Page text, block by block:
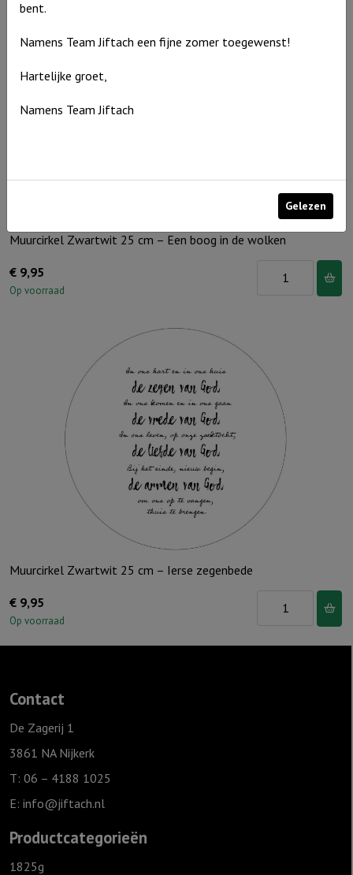
Een
Muurcirkel Zwartwit 25 cm – Een boog in de wolken
€ 9,95
Op voorraad
Muurcirkel
Een
boog
wolken
aantal
Muurcirkel Zwartwit 25 cm – Ierse zegenbede
€ 9,95
Op voorraad
25
Contact
De Zagerij 1
3861 NA Nijkerk
T: 06 – 4188 1025
E: info@jiftach.nl
Productcategorieën
1825g
bent.
Namens Team Jiftach een fijne zomer toegewenst!
Hartelijke groet,
Namens Team Jiftach
Gelezen